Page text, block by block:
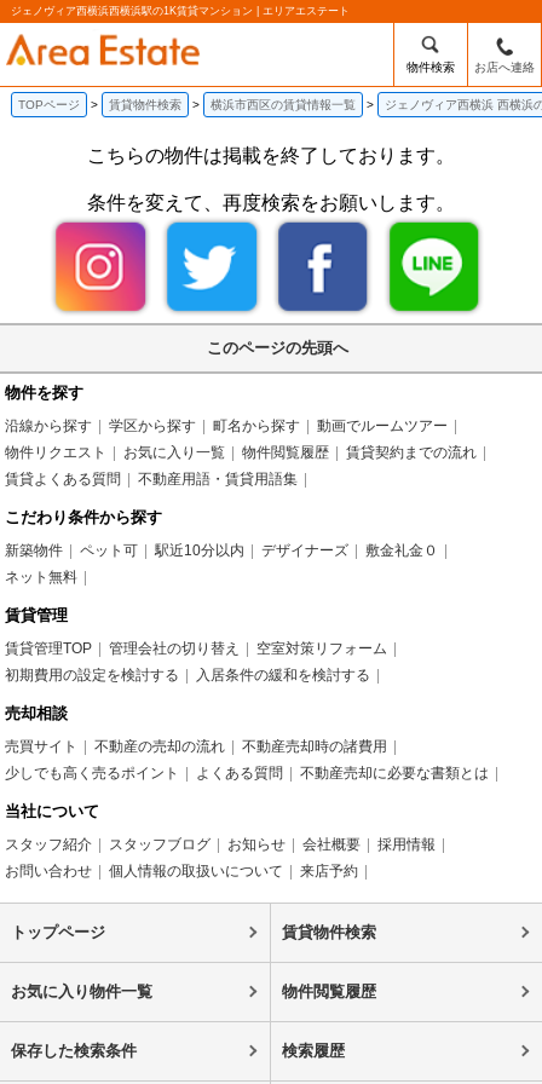
ジェノヴィア西横浜西横浜駅の1K賃貸マンション | エリアエステート
物件検索 お店へ連絡
TOPページ 賃貸物件検索 横浜市西区の賃貸情報一覧 ジェノヴィア西横浜 西横浜
こちらの物件は掲載を終了しております。
条件を変えて、再度検索をお願いします。
このページの先頭へ
物件を探す
沿線から探す 学区から探す 町名から探す
動画でルームツアー
物件リクエスト
お気に入り一覧 物件閲覧履歴
賃貸契約までの流れ
賃貸よくある質問
不動産用語・賃貸用語集
こだわり条件から探す
新築物件 ペット可 駅近10分以内 デザイナーズ
敷金礼金０
ネット無料
賃貸管理
賃貸管理TOP 管理会社の切り替え
空室対策リフォーム
初期費用の設定を検討する
入居条件の緩和を検討する
売却相談
売買サイト 不動産の売却の流れ
不動産売却時の諸費用
少しでも高く売るポイント
よくある質問 不動産売却に必要な書類とは
当社について
スタッフ紹介 スタッフブログ お知らせ 会社概要
採用情報
お問い合わせ
個人情報の取扱いについて 来店予約
トップページ 賃貸物件検索
お気に入り物件一覧 物件閲覧履歴
保存した検索条件 検索履歴